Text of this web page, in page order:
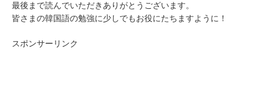
最後まで読んでいただきありがとうございます。
皆さまの韓国語の勉強に少しでもお役にたちますように！
スポンサーリンク